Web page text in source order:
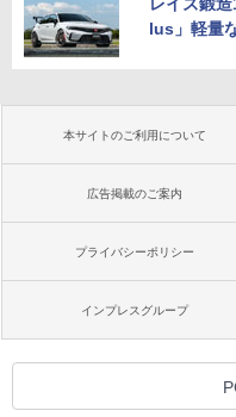
lus」軽量
本サイトのご利用について
広告掲載のご案内
プライバシーポリシー
インプレスグループ